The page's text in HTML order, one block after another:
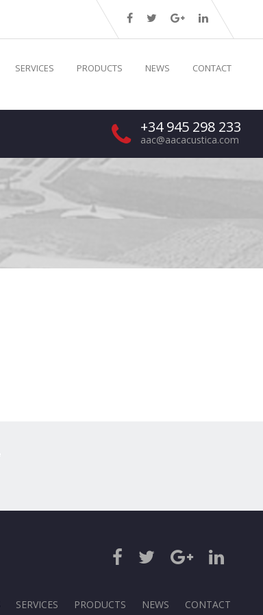
SERVICES PRODUCTS NEWS CONTACT
+34 945 298 233
aac@aacacustica.com
SERVICES PRODUCTS NEWS CONTACT